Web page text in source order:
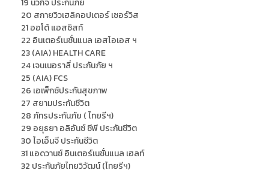
19 นวกิจ ประกันภัย
20 สกายวิวเฮลิคอปเตอร์ เซอร์วิส
21 ออโต้ แอสซิสท์
22 อินเตอร์เนชั่นแนล เอสโอเอส ฯ
23 (AIA) HEALTH CARE
24 เจนเนอราลี่ ประกันภัย ฯ
25 (AIA) FCS
26 เอเพ็กซ์ประกันสุขภาพ
27 สยามประกันชีวิต
28 ภัทรประกันภัย ( ไทยรีฯ)
29 อยุธยา อลิอันซ์ ซีพี ประกันชีวิต
30 ไอเอ็นจี ประกันชีวิต
31 แอดวานซ์ อินเตอร์เนชั่นแนล เฮลท์
32 ประกันภัยไทยวิวัฒน์ (ไทยรีฯ)